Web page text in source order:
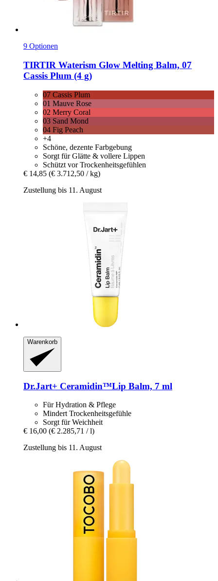
9 Optionen
TIRTIR Waterism Glow Melting Balm, 07
Cassis Plum (4 g)
07 Cassis Plum
01 Mauve Rose
02 Merry Coral
03 Sand Mond
04 Fig Peach
+4
Schöne, dezente Farbgebung
Sorgt für Glätte & vollere Lippen
Schützt vor Trockenheitsgefühlen
€ 14,85 (€ 3.712,50 / kg)
Zustellung bis 11. August
Warenkorb
Dr.Jart+ Ceramidin™Lip Balm, 7 ml
Für Hydration & Pflege
Mindert Trockenheitsgefühle
Sorgt für Weichheit
€ 16,00 (€ 2.285,71 / l)
Zustellung bis 11. August